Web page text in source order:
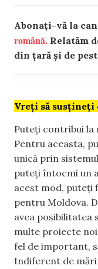
Abonați-vă la
română. Relatăm
din țară și de
Vreți să susțineți
Puteți contribui la
Pentru aceasta,
unică prin
puteți întocmi un
acest mod, puteți
pentru Moldova.
avea posibilitatea
multe proiecte
fel de important,
Indiferent de